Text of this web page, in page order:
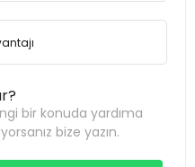
bir konuda yardıma
bize yazın.